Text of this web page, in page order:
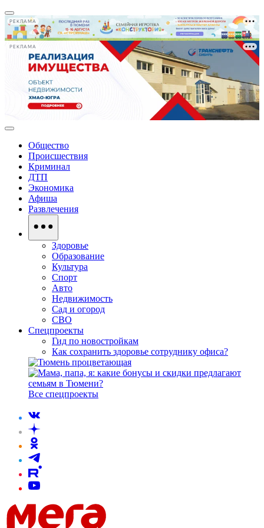
РЕКЛАМА
РЕКЛАМА
Общество
Происшествия
Криминал
ДТП
Экономика
Афиша
Развлечения
Здоровье
Образование
Культура
Спорт
Авто
Недвижимость
Сад и огород
СВО
Спецпроекты
Гид по новостройкам
Как сохранить здоровье сотруднику офиса?
Все спецпроекты